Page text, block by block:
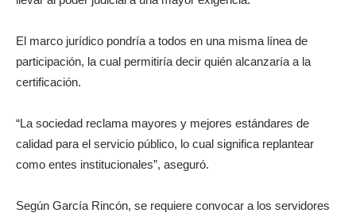
El marco jurídico pondría a todos en una misma línea de
participación, la cual permitiría decir quién alcanzaría a la
certificación.
“La sociedad reclama mayores y mejores estándares de
calidad para el servicio público, lo cual significa replantear
como entes institucionales”, aseguró.
Según García Rincón, se requiere convocar a los servidores